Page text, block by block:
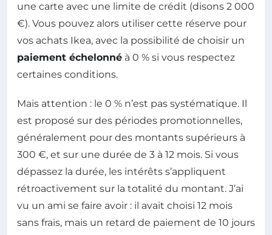
une carte avec une limite de crédit (disons 2 000
€). Vous pouvez alors utiliser cette réserve pour
vos achats Ikea, avec la possibilité de choisir un
paiement échelonné à 0 % si vous respectez
certaines conditions.
Mais attention : le 0 % n’est pas systématique. Il
est proposé sur des périodes promotionnelles,
généralement pour des montants supérieurs à
300 €, et sur une durée de 3 à 12 mois. Si vous
dépassez la durée, les intérêts s’appliquent
rétroactivement sur la totalité du montant. J’ai
vu un ami se faire avoir : il avait choisi 12 mois
sans frais, mais un retard de paiement de 10 jours